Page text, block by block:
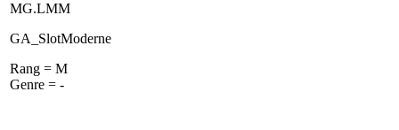
MG.LMM
GA_SlotModerne
Rang = M
Genre = -